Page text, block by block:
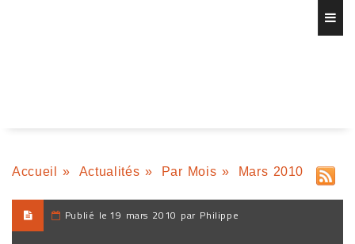
Accueil » Actualités » Par Mois » Mars 2010
Publié le 19 mars 2010 par Philippe